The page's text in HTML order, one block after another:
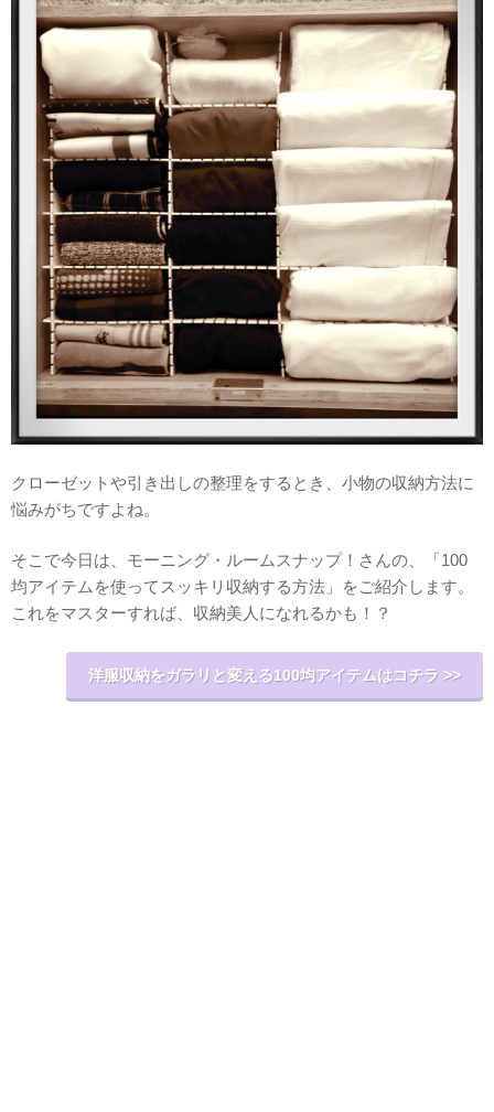
クローゼットや引き出しの整理をするとき、小物の収納方法に
悩みがちですよね。
そこで今日は、モーニング・ルームスナップ！さんの、「100
均アイテムを使ってスッキリ収納する方法」をご紹介します。
これをマスターすれば、収納美人になれるかも！？
洋服収納をガラリと変える100均アイテムはコチラ >>